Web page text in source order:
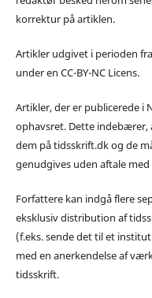
korrektur på artiklen.
Artikler udgivet i perioden
under en CC-BY-NC Licens.
Artikler, der er publicerede i
ophavsret. Dette indebærer,
dem på tidsskrift.dk og de
genudgives uden aftale
Forfattere kan indgå flere
eksklusiv distribution af
(f.eks. sende det til et
med en anerkendelse af
tidsskrift.